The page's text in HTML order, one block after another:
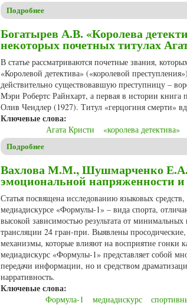
Подробнее
Богатырев А.В. «Королева
некоторых почетных титулах
В статье рассматриваются почетные звания,
«Королевой детектива» («королевой
действительно существовавшую преступницу –
Мэри Робертс Райнхарт, а первая в истории
Олив Чендлер (1927). Титул «герцогиня смерти»
Ключевые слова:
Агата Кристи «королева детектива»
Подробнее
Вахлова М.М., Шушмарченко Е.А.
эмоциональной напряженности
Статья посвящена исследованию языковых
медиадискурсе «Формулы-1» – вида спорта,
высокой зависимостью результата от
трансляции 24 гран-при. Выявлены
механизмы, которые влияют на восприятие гонки
медиадискурс «Формулы-1» представляет собой
передачи информации, но и средством
нарративность.
Ключевые слова:
Формула-1 медиадискурс